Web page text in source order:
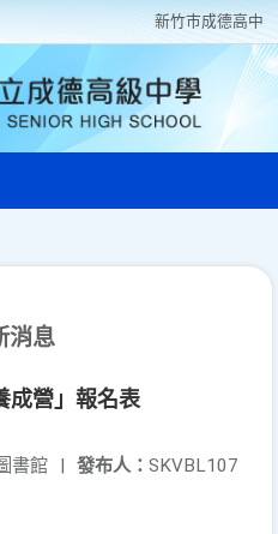
新竹巿成德高中
消息
成營」報名表
發布人： SKVBL107
書館 |